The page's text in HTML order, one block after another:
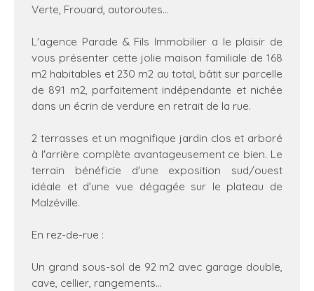
Verte, Frouard, autoroutes...
L'agence Parade & Fils Immobilier a le plaisir de
vous présenter cette jolie maison familiale de 168
m2 habitables et 230 m2 au total, bâtit sur parcelle
de 891 m2, parfaitement indépendante et nichée
dans un écrin de verdure en retrait de la rue.
2 terrasses et un magnifique jardin clos et arboré
à l'arrière complète avantageusement ce bien. Le
terrain bénéficie d'une exposition sud/ouest
idéale et d'une vue dégagée sur le plateau de
Malzéville.
En rez-de-rue :
Un grand sous-sol de 92 m2 avec garage double,
cave, cellier, rangements...